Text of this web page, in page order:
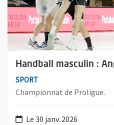
Handball masculin :
SPORT
Championnat de Proligue.
Le 30 janv. 2026